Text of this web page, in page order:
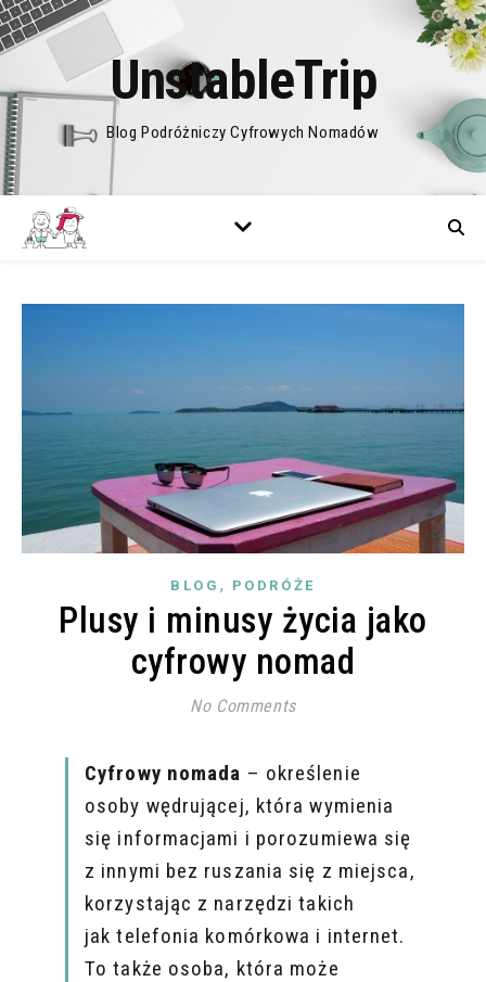
UnstableTrip
Blog Podróżniczy Cyfrowych Nomadów
BLOG , PODRÓŻE
Plusy i minusy życia jako
cyfrowy nomad
No Comments
Cyfrowy nomada – określenie
osoby wędrującej, która wymienia
się informacjami i porozumiewa się
z innymi bez ruszania się z miejsca,
korzystając z narzędzi takich
jak telefonia komórkowa i internet.
To także osoba, która może